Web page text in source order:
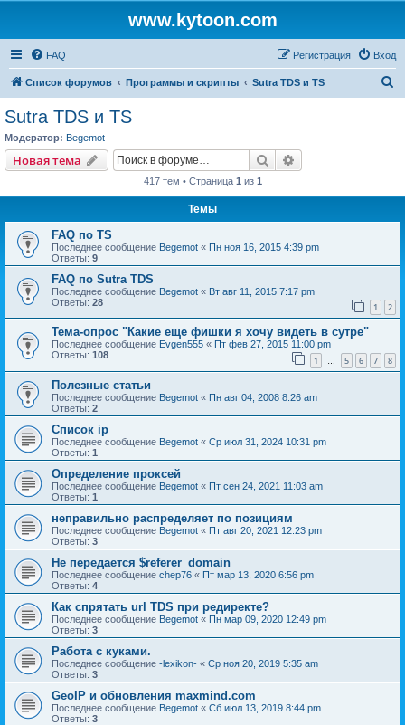
www.kytoon.com
FAQ Вход
Регистрация
Список форумов Программы и скрипты Sutra TDS и TS
Sutra TDS и TS
Модератор: Begemot
Новая тема Поиск
417 тем • Страница 1 из 1
Темы
FAQ по TS
Последнее сообщение Begemot « Пн ноя 16, 2015 4:39 pm
Ответы: 9
FAQ по Sutra TDS
Последнее сообщение Begemot « Вт авг 11, 2015 7:17 pm
Ответы: 28 1 2
Тема-опрос "Какие еще фишки я хочу видеть в сутре"
Последнее сообщение Evgen555 « Пт фев 27, 2015 11:00 pm
Ответы: 108 1 … 5 6 7 8
Полезные статьи
Последнее сообщение Begemot « Пн авг 04, 2008 8:26 am
Ответы: 2
Список ip
Последнее сообщение Begemot « Ср июл 31, 2024 10:31 pm
Ответы: 1
Определение проксей
Последнее сообщение Begemot « Пт сен 24, 2021 11:03 am
Ответы: 1
неправильно распределяет по позициям
Последнее сообщение Begemot « Пт авг 20, 2021 12:23 pm
Ответы: 3
Не передается $referer_domain
Последнее сообщение chep76 « Пт мар 13, 2020 6:56 pm
Ответы: 4
Как спрятать url TDS при редиректе?
Последнее сообщение Begemot « Пн мар 09, 2020 12:49 pm
Ответы: 3
Работа с куками.
Последнее сообщение -lexikon- « Ср ноя 20, 2019 5:35 am
Ответы: 3
GeoIP и обновления maxmind.com
Последнее сообщение Begemot « Сб июл 13, 2019 8:44 pm
Ответы: 3